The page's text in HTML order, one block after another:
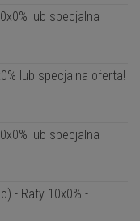
lub specjalna
lub specjalna oferta!
lub specjalna
- Raty 10x0% -